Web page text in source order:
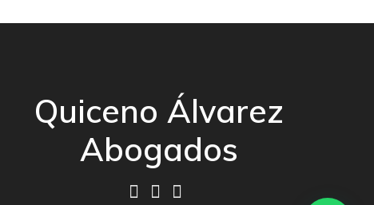
Quiceno Álvarez
Abogados